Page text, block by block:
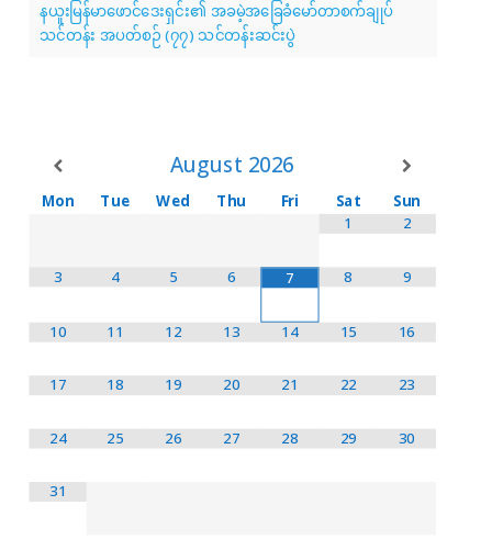
နယူးမြန်မာဖောင်ဒေးရှင်း၏ အခမဲ့အခြေခံမော်တာစက်ချုပ်
သင်တန်း အပတ်စဉ် (၇၇) သင်တန်းဆင်းပွဲ
August 2026
Mon Tue Wed Thu Fri Sat Sun
1 2
3 4 5 6 7 8 9
10 11 12 13 14 15 16
17 18 19 20 21 22 23
24 25 26 27 28 29 30
31